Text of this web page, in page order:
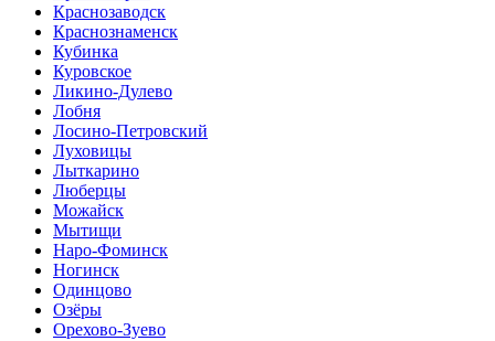
Краснозаводск
Краснознаменск
Кубинка
Куровское
Ликино-Дулево
Лобня
Лосино-Петровский
Луховицы
Лыткарино
Люберцы
Можайск
Мытищи
Наро-Фоминск
Ногинск
Одинцово
Озёры
Орехово-Зуево